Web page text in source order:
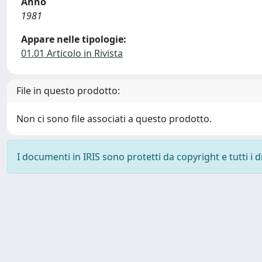
1981
Appare nelle tipologie:
01.01 Articolo in Rivista
File in questo prodotto:
Non ci sono file associati a questo prodotto.
I documenti in IRIS sono protetti da copyright e tutti i